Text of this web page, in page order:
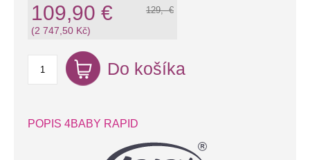
129,- €
109,90 €
(2 747,50 Kč)
Do košíka
POPIS 4BABY RAPID